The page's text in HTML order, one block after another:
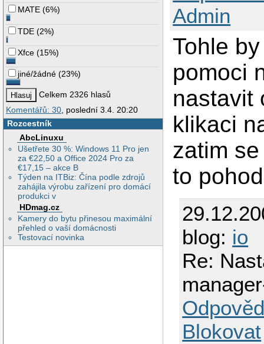
MATE (6%)
TDE (2%)
Xfce (15%)
jiné/žádné (23%)
Celkem 2326 hlasů
Komentářů: 30 , poslední 3.4. 20:20
Rozcestník
AbcLinuxu
Ušetřete 30 %: Windows 11 Pro jen
za €22,50 a Office 2024 Pro za
€17,15 – akce B
Týden na ITBiz: Čína podle zdrojů
zahájila výrobu zařízení pro domácí
produkci v
HDmag.cz
Kamery do bytu přinesou maximální
přehled o vaší domácnosti
Testovací novinka
Admin
Tohle
pomoci
nastavit
klikaci
zatim
to
blog: io
Re:
Blokovat